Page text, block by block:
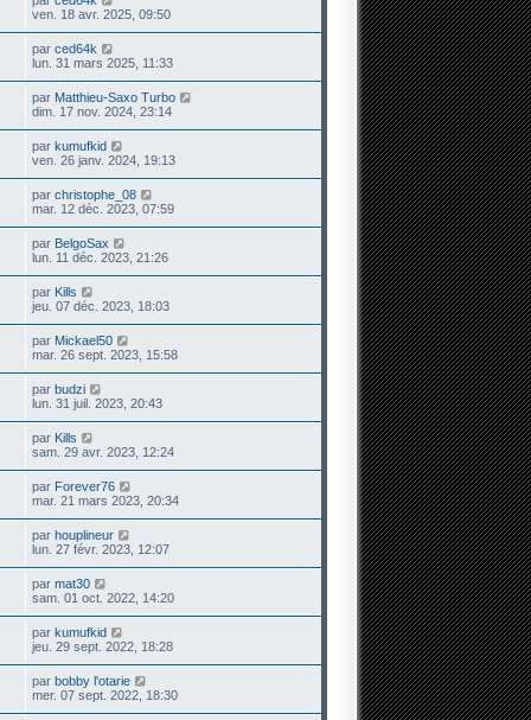
ven. 18 avr. 2025, 09:50
par ced64k
lun. 31 mars 2025, 11:33
par Matthieu-Saxo Turbo
dim. 17 nov. 2024, 23:14
par kumufkid
ven. 26 janv. 2024, 19:13
par christophe_08
mar. 12 déc. 2023, 07:59
par BelgoSax
lun. 11 déc. 2023, 21:26
par Kills
jeu. 07 déc. 2023, 18:03
par Mickael50
mar. 26 sept. 2023, 15:58
par budzi
lun. 31 juil. 2023, 20:43
par Kills
sam. 29 avr. 2023, 12:24
par Forever76
mar. 21 mars 2023, 20:34
par houplineur
lun. 27 févr. 2023, 12:07
par mat30
sam. 01 oct. 2022, 14:20
par kumufkid
jeu. 29 sept. 2022, 18:28
par bobby l'otarie
mer. 07 sept. 2022, 18:30